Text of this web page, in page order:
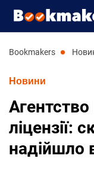
bookmakers
Новини
ліцензії:
надійшло